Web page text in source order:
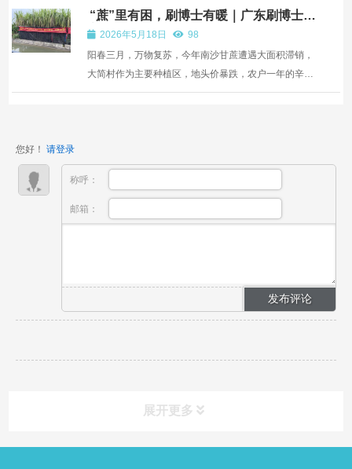
设立子公司所需的条件及能享有的制度红利充满好
奇。” 2024年11月26日至27日，新穗商港澳交流思享
日暨青企联...
“蔗”里有困，刷博士有暖｜广东刷博士爱
心助农，为南沙蔗农纾困解难
2026年5月18日
98
阳春三月，万物复苏，今年南沙甘蔗遭遇大面积滞销，
大简村作为主要种植区，地头价暴跌，农户一年的辛勤
劳作面临血本无归的困境，更面临春耕清地的紧迫压
您好！ 请登录
称呼：
邮箱：
展开更多